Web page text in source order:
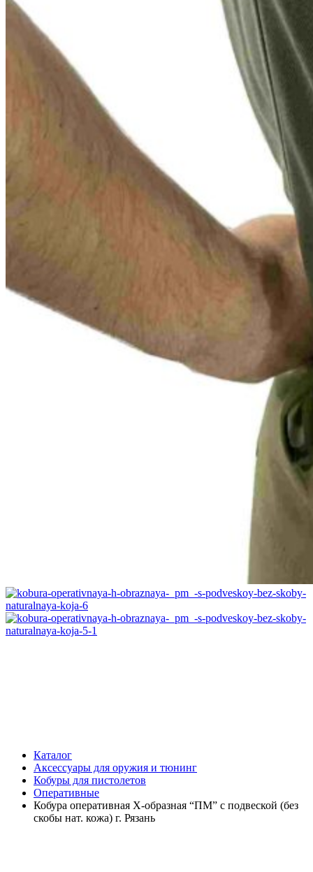
Каталог
Аксессуары для оружия и тюнинг
Кобуры для пистолетов
Оперативные
Кобура оперативная Х-образная “ПМ” с подвеской (без
скобы нат. кожа) г. Рязань